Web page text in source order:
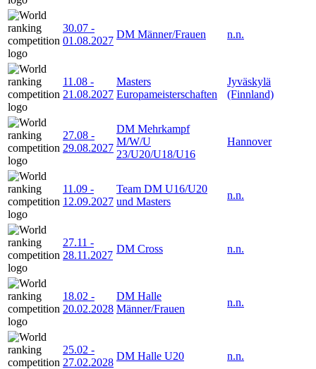
30.07 -
01.08.2027
DM Männer/Frauen n.n.
11.08 -
21.08.2027
Masters
Europameisterschaften
Jyväskylä
(Finnland)
27.08 -
29.08.2027
DM Mehrkampf
M/W/U
23/U20/U18/U16
Hannover
11.09 -
12.09.2027
Team DM U16/U20
und Masters
n.n.
27.11 -
28.11.2027
DM Cross n.n.
18.02 -
20.02.2028
DM Halle
Männer/Frauen
n.n.
25.02 -
27.02.2028
DM Halle U20 n.n.